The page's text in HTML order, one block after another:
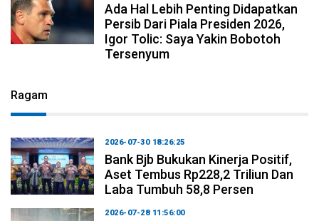
Ada Hal Lebih Penting Didapatkan
Persib Dari Piala Presiden 2026,
Igor Tolic: Saya Yakin Bobotoh
Tersenyum
Ragam
2026-07-30 18:26:25
Bank Bjb Bukukan Kinerja Positif,
Aset Tembus Rp228,2 Triliun Dan
Laba Tumbuh 58,8 Persen
2026-07-28 11:56:00